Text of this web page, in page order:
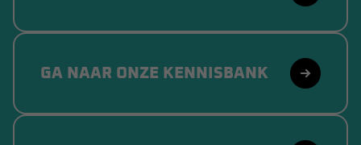
GA NAAR ONZE KENNISBANK